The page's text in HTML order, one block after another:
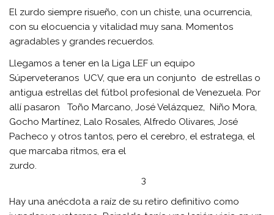
El zurdo siempre risueño, con un chiste, una ocurrencia,
con su elocuencia y vitalidad muy sana. Momentos
agradables y grandes recuerdos.
Llegamos a tener en la Liga LEF un equipo
Súperveteranos UCV, que era un conjunto de estrellas o
antigua estrellas del fútbol profesional de Venezuela. Por
allí pasaron Toño Marcano, José Velázquez, Niño Mora,
Gocho Martínez, Lalo Rosales, Alfredo Olivares, José
Pacheco y otros tantos, pero el cerebro, el estratega, el
que marcaba ritmos, era el
zurdo.
3
Hay una anécdota a raíz de su retiro definitivo como